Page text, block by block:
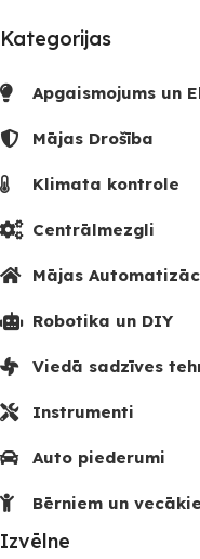
Kategorijas
Apgaismojums un
Mājas Drošība
Klimata kontrole
Centrālmezgli
Mājas
Robotika un DIY
Viedā sadzīves
Instrumenti
Auto piederumi
Bērniem un
Izvēlne